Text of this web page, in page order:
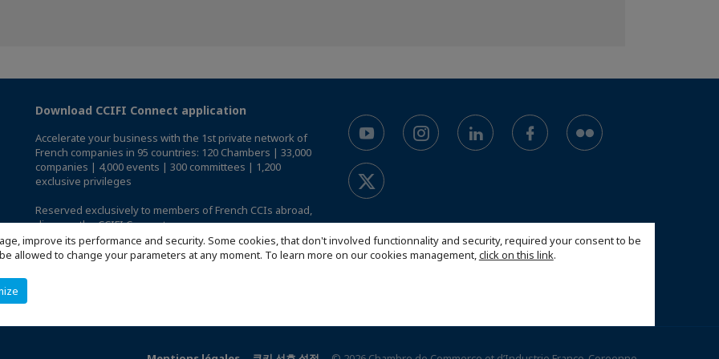
improve its performance and security. Some cookies, that don't involved functionnality and security, required your consent to be
allowed to change your parameters at any moment. To learn more on our cookies management,click on this link.
Download CCIFI Connect application
Accelerate your business with the 1st private network of
French companies in 95 countries: 120 Chambers | 33,000
companies | 4,000 events | 300 committees | 1,200
exclusive privileges
Reserved exclusively to members of French CCIs abroad,
discover the CCIFI Connect app.